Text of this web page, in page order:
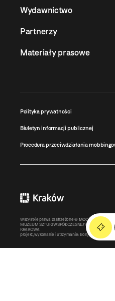
Wydawnictwo
Partnerzy
Materiały prasowe
Polityka prywatności
Biuletyn informacji publicznej
Procedura przeciwdziałania
Wszystkie prawa zastrzeżone © MOCAK2011-2026
MUZEUM SZTUKI WSPÓŁCZESNEJ W KRAKOWIE
KRAKOWA
projekt, wykonanie i utrzymanie: Bonjour.pl